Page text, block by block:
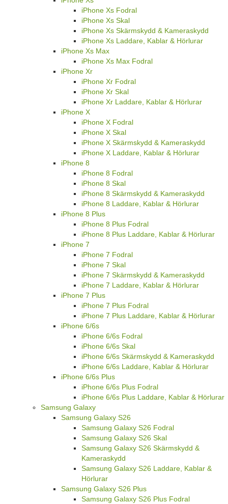
iPhone Xs Fodral
iPhone Xs Skal
iPhone Xs Skärmskydd & Kameraskydd
iPhone Xs Laddare, Kablar & Hörlurar
iPhone Xs Max
iPhone Xs Max Fodral
iPhone Xr
iPhone Xr Fodral
iPhone Xr Skal
iPhone Xr Laddare, Kablar & Hörlurar
iPhone X
iPhone X Fodral
iPhone X Skal
iPhone X Skärmskydd & Kameraskydd
iPhone X Laddare, Kablar & Hörlurar
iPhone 8
iPhone 8 Fodral
iPhone 8 Skal
iPhone 8 Skärmskydd & Kameraskydd
iPhone 8 Laddare, Kablar & Hörlurar
iPhone 8 Plus
iPhone 8 Plus Fodral
iPhone 8 Plus Laddare, Kablar & Hörlurar
iPhone 7
iPhone 7 Fodral
iPhone 7 Skal
iPhone 7 Skärmskydd & Kameraskydd
iPhone 7 Laddare, Kablar & Hörlurar
iPhone 7 Plus
iPhone 7 Plus Fodral
iPhone 7 Plus Laddare, Kablar & Hörlurar
iPhone 6/6s
iPhone 6/6s Fodral
iPhone 6/6s Skal
iPhone 6/6s Skärmskydd & Kameraskydd
iPhone 6/6s Laddare, Kablar & Hörlurar
iPhone 6/6s Plus
iPhone 6/6s Plus Fodral
iPhone 6/6s Plus Laddare, Kablar & Hörlurar
Samsung Galaxy
Samsung Galaxy S26
Samsung Galaxy S26 Fodral
Samsung Galaxy S26 Skal
Samsung Galaxy S26 Skärmskydd &
Kameraskydd
Samsung Galaxy S26 Laddare, Kablar &
Hörlurar
Samsung Galaxy S26 Plus
Samsung Galaxy S26 Plus Fodral